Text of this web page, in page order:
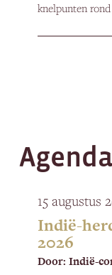
knelpunten
Agenda
15 augustus
Indië-
2026
Door: Indië-